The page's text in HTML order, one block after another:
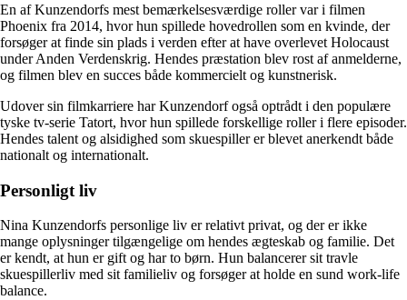
En af Kunzendorfs mest bemærkelsesværdige roller var i filmen
Phoenix fra 2014, hvor hun spillede hovedrollen som en kvinde, der
forsøger at finde sin plads i verden efter at have overlevet Holocaust
under Anden Verdenskrig. Hendes præstation blev rost af anmelderne,
og filmen blev en succes både kommercielt og kunstnerisk.
Udover sin filmkarriere har Kunzendorf også optrådt i den populære
tyske tv-serie Tatort, hvor hun spillede forskellige roller i flere episoder.
Hendes talent og alsidighed som skuespiller er blevet anerkendt både
nationalt og internationalt.
Personligt liv
Nina Kunzendorfs personlige liv er relativt privat, og der er ikke
mange oplysninger tilgængelige om hendes ægteskab og familie. Det
er kendt, at hun er gift og har to børn. Hun balancerer sit travle
skuespillerliv med sit familieliv og forsøger at holde en sund work-life
balance.